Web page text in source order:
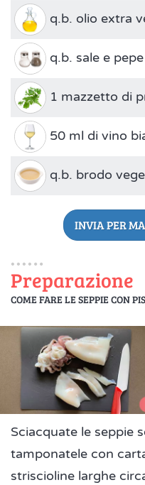
q.b. olio extra
q.b. sale e pepe
1 mazzetto di
50 ml di vino
q.b. brodo
INVIA PER
Preparazione
COME FARE LE SEPPIE CON
Sciacquate le seppie
tamponatele con
striscioline larghe